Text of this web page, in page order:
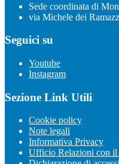
Sede coordinata di
via Michele dei
Seguici su
Youtube
Instagram
Sezione Link Utili
Cookie policy
Note legali
Informativa Privacy
Ufficio Relazioni con il